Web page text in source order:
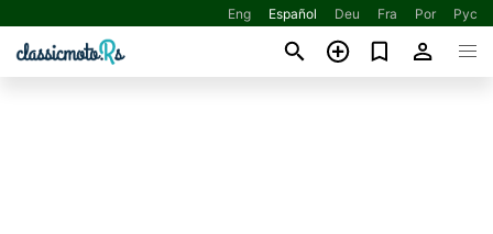
Eng Español Deu Fra Por Рус